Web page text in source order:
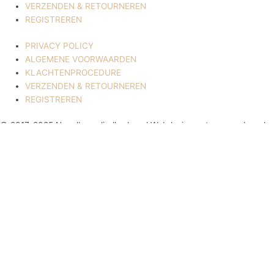
VERZENDEN & RETOURNEREN
REGISTREREN
PRIVACY POLICY
ALGEMENE VOORWAARDEN
KLACHTENPROCEDURE
VERZENDEN & RETOURNEREN
REGISTREREN
© 2017-2025 Nagelbenodigdheden.nl Webdesign ontworpen door de